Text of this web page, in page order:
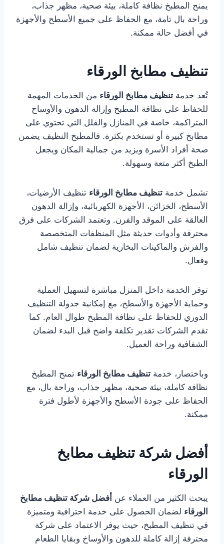
يمنح المطبخ نظافة كاملة، بيئة صحية، مظهر جذاب،
وراحة بال تامة، مع الحفاظ على جميع الأسطح والأجهزة
في أفضل حالة ممكنة.
تنظيف مطابخ الورقاء
تُعد خدمة تنظيف مطابخ الورقاء من الخدمات المهمة
للحفاظ على نظافة المطبخ وإزالة الدهون والأوساخ
المتراكمة، خاصة في المنازل والفلل التي تحتوي على
مطابخ كبيرة أو تستخدم بكثرة. فالمطبخ النظيف يضمن
صحة أفراد الأسرة ويزيد من جمالية المكان ويجعل
الطبخ أكثر متعة وسهولة.
تشمل خدمة تنظيف مطابخ الورقاء تنظيف الأرضيات،
الأسطح، الخزائن، الأجهزة الكهربائية، وإزالة الدهون
العالقة على الموقد والفرن. وتعتمد الشركات على فرق
محترفة وأدوات حديثة مثل المنظفات المتخصصة
والفرش والماكينات البخارية لضمان تنظيف شامل
وفعال.
توفر الخدمة داخل المنزل مباشرة لتسهيل العملية
وحماية الأجهزة والأسطح، مع إمكانية جدولة التنظيف
الدوري للحفاظ على نظافة المطبخ طوال العام. كما
تقدم الشركات تقدير تكلفة واضح قبل البدء لضمان
الشفافية وراحة العميل.
وباختصار، خدمة تنظيف مطابخ الورقاء تمنح المطبخ
نظافة كاملة، بيئة صحية، مظهر جذاب، وراحة بال، مع
الحفاظ على جودة الأسطح والأجهزة لأطول فترة
ممكنة.
أفضل شركة تنظيف مطابخ
الورقاء
يبحث الكثير من العملاء عن أفضل شركة تنظيف مطابخ
الورقاء لضمان الحصول على خدمة احترافية ومتميزة
في تنظيف المطبخ، حيث يوفر الاعتماد على شركة
محترفة إزالة كاملة للدهون والأوساخ وبقايا الطعام